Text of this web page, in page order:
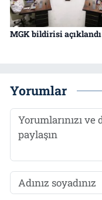
MGK bildirisi açıklandı
Yorumlar